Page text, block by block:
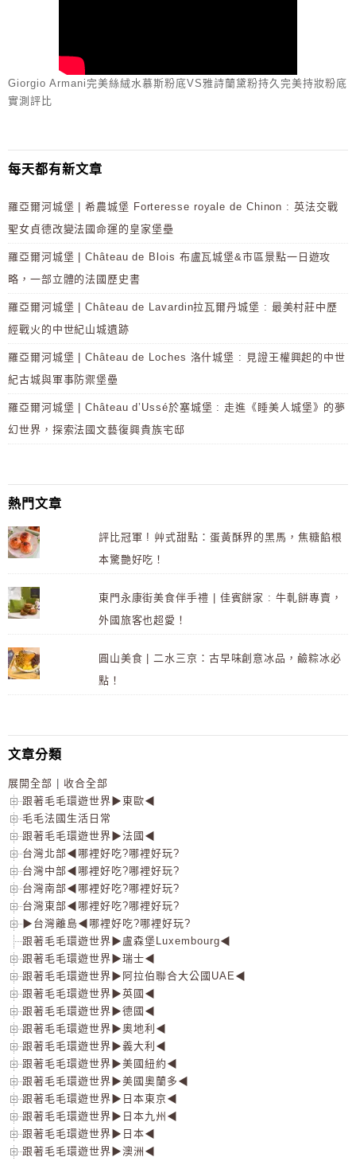
Giorgio Armani完美絲絨水慕斯粉底VS雅詩蘭黛粉持久完美持妝粉底
實測評比
每天都有新文章
羅亞爾河城堡 | 希農城堡 Forteresse royale de Chinon : 英法交戰
聖女貞德改變法國命運的皇家堡壘
羅亞爾河城堡 | Château de Blois 布盧瓦城堡&市區景點一日遊攻
略，一部立體的法國歷史書
羅亞爾河城堡 | Château de Lavardin拉瓦爾丹城堡 : 最美村莊中歷
經戰火的中世紀山城遺跡
羅亞爾河城堡 | Château de Loches 洛什城堡 : 見證王權興起的中世
紀古城與軍事防禦堡壘
羅亞爾河城堡 | Château d’Ussé於塞城堡 : 走進《睡美人城堡》的夢
幻世界，探索法國文藝復興貴族宅邸
熱門文章
評比冠軍 ! 艸式甜點：蛋黃酥界的黑馬，焦糖餡根
本驚艷好吃！
東門永康街美食伴手禮 | 佳賓餅家 : 牛軋餅專賣，
外國旅客也超愛！
圓山美食 | 二水三京：古早味創意冰品，鹼粽冰必
點！
文章分類
展開全部
收合全部
跟著毛毛環遊世界▶東歐◀
毛毛法國生活日常
跟著毛毛環遊世界▶法國◀
台灣北部◀哪裡好吃?哪裡好玩?
台灣中部◀哪裡好吃?哪裡好玩?
台灣南部◀哪裡好吃?哪裡好玩?
台灣東部◀哪裡好吃?哪裡好玩?
▶台灣離島◀哪裡好吃?哪裡好玩?
跟著毛毛環遊世界▶盧森堡Luxembourg◀
跟著毛毛環遊世界▶瑞士◀
跟著毛毛環遊世界▶阿拉伯聯合大公國UAE◀
跟著毛毛環遊世界▶英國◀
跟著毛毛環遊世界▶德國◀
跟著毛毛環遊世界▶奧地利◀
跟著毛毛環遊世界▶義大利◀
跟著毛毛環遊世界▶美國紐約◀
跟著毛毛環遊世界▶美國奧蘭多◀
跟著毛毛環遊世界▶日本東京◀
跟著毛毛環遊世界▶日本九州◀
跟著毛毛環遊世界▶日本◀
跟著毛毛環遊世界▶澳洲◀